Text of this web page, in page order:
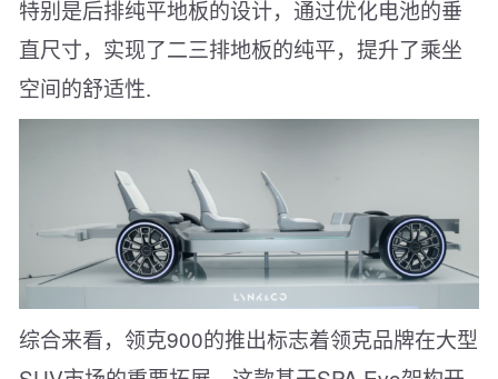
特别是后排纯平地板的设计，通过优化电池的垂
直尺寸，实现了二三排地板的纯平，提升了乘坐
空间的舒适性.
综合来看，领克900的推出标志着领克品牌在大型